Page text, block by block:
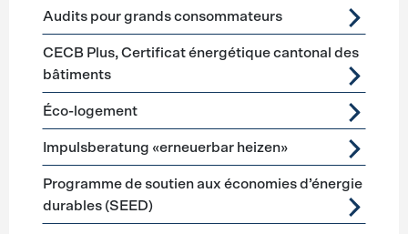
Audits pour grands consommateurs
CECB Plus, Certificat énergétique cantonal des
bâtiments
Éco-logement
Impulsberatung «erneuerbar heizen»
Programme de soutien aux économies d’énergie
durables (SEED)